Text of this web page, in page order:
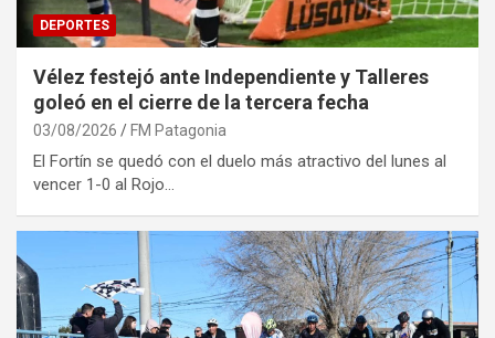
DEPORTES
Vélez festejó ante Independiente y Talleres
goleó en el cierre de la tercera fecha
03/08/2026 FM Patagonia
El Fortín se quedó con el duelo más atractivo del lunes al
vencer 1-0 al Rojo…